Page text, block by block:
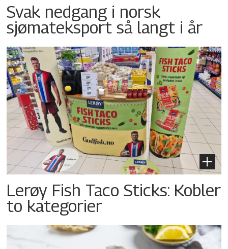
Svak nedgang i norsk
sjømateksport så langt i år
Lerøy Fish Taco Sticks: Kobler
to kategorier